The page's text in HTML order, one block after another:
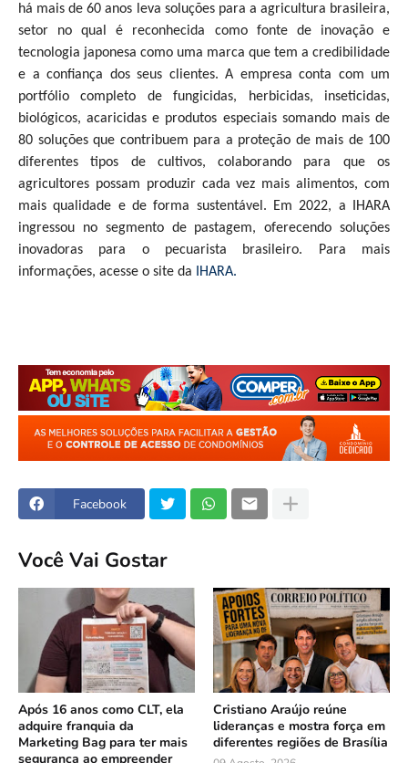
há mais de 60 anos leva soluções para a agricultura brasileira,
setor no qual é reconhecida como fonte de inovação e
tecnologia japonesa como uma marca que tem a credibilidade
e a confiança dos seus clientes. A empresa conta com um
portfólio completo de fungicidas, herbicidas, inseticidas,
biológicos, acaricidas e produtos especiais somando mais de
80 soluções que contribuem para a proteção de mais de 100
diferentes tipos de cultivos, colaborando para que os
agricultores possam produzir cada vez mais alimentos, com
mais qualidade e de forma sustentável. Em 2022, a IHARA
ingressou no segmento de pastagem, oferecendo soluções
inovadoras para o pecuarista brasileiro. Para mais
informações, acesse o site da
IHARA.
Facebook
Você Vai Gostar
Após 16 anos como CLT, ela
adquire franquia da
Marketing Bag para ter mais
segurança ao empreender
Cristiano Araújo reúne
lideranças e mostra força em
diferentes regiões de Brasília